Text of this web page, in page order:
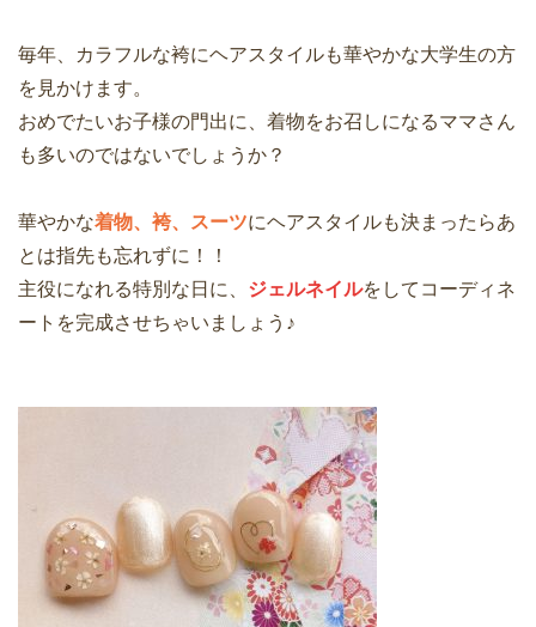
毎年、カラフルな袴にヘアスタイルも華やかな大学生の方
を見かけます。
おめでたいお子様の門出に、着物をお召しになるママさん
も多いのではないでしょうか？
華やかな着物、袴、スーツにヘアスタイルも決まったらあ
とは指先も忘れずに！！
主役になれる特別な日に、 ジェルネイルをしてコーディネ
ートを完成させちゃいましょう♪